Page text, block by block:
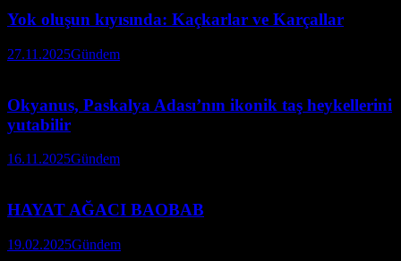
Yok oluşun kıyısında: Kaçkarlar ve Karçallar
27.11.2025Gündem
Okyanus, Paskalya Adası’nın ikonik taş heykellerini
yutabilir
16.11.2025Gündem
HAYAT AĞACI BAOBAB
19.02.2025Gündem